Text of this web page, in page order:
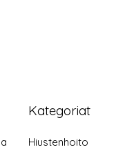
Kategoriat
Hiustenhoito